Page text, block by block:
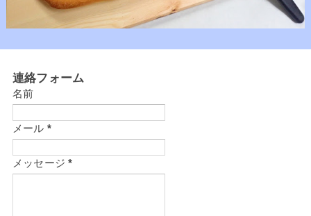
連絡フォーム
名前
メール *
メッセージ*